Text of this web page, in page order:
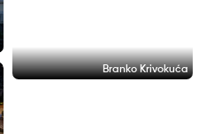
Branko Krivokuća